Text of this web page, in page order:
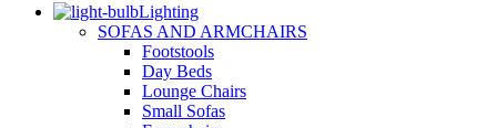
Lighting
SOFAS AND ARMCHAIRS
Footstools
Day Beds
Lounge Chairs
Small Sofas